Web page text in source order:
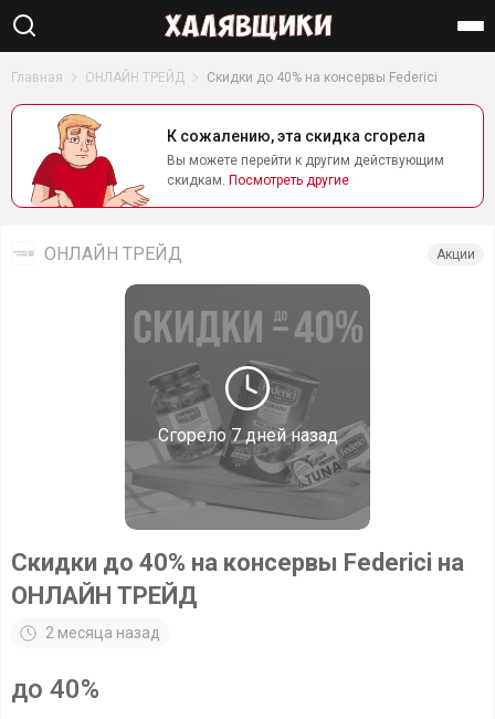
Найти
Главная ОНЛАЙН ТРЕЙД Скидки до 40% на консервы Federici
К сожалению, эта скидка сгорела
Вы можете перейти к другим действующим
скидкам. Посмотреть другие
Сгорело7 дней назад
ОНЛАЙН ТРЕЙД Акции
Скидки до 40% на консервы Federici на
ОНЛАЙН ТРЕЙД
2 месяца назад
до 40%